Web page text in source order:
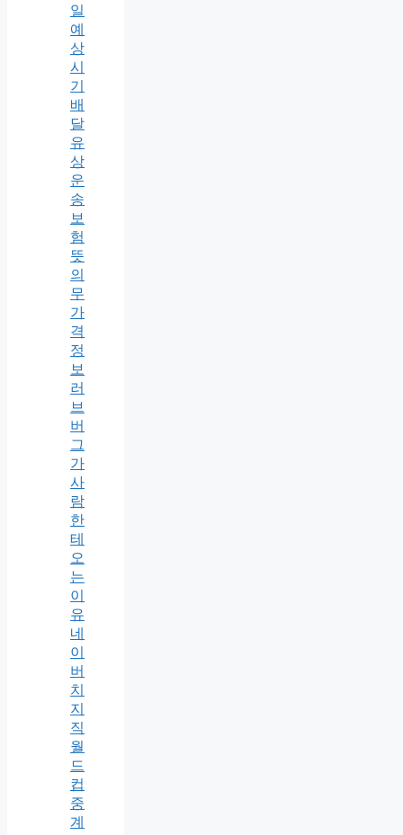
일
예
상
시
기
배
달
유
상
운
송
보
험
뜻
의
무
가
격
정
보
러
브
버
그
가
사
람
한
테
오
는
이
유
네
이
버
치
지
직
월
드
컵
중
계